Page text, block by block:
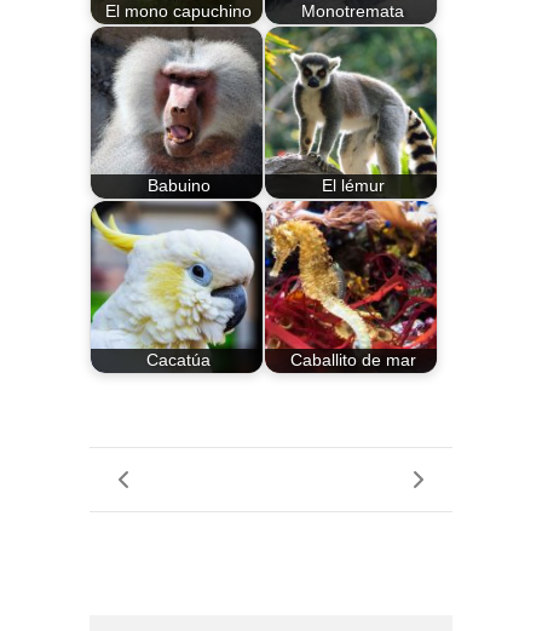
El mono capuchino Monotremata
Babuino El lémur
Cacatúa Caballito de mar